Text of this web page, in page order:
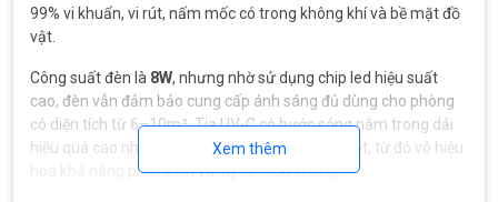
99% vi khuẩn, vi rút, nấm mốc có trong không khí và bề mặt đồ
vật.
Công suất đèn là 8W, nhưng nhờ sử dụng chip led hiệu suất
cao, đèn vẫn đảm bảo cung cấp ánh sáng đủ dùng cho phòng
có diện tích từ 6–10m². Tia UV-C có bước sóng nằm trong dải
hiệu quả cao nhất để phá hủy DNA của vi sinh vật, từ đó vô hiệu
hóa khả năng phát triển và lây lan của chúng.
Xem thêm